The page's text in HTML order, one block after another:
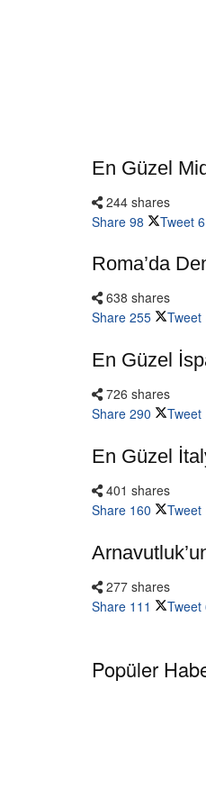
En Güzel
244 shares
Share 98 Tweet
Roma’da
638 shares
Share 255 Tweet
En Güzel
726 shares
Share 290 Tweet
En Güzel
401 shares
Share 160 Tweet
277 shares
Share 111 Tweet
Popüler